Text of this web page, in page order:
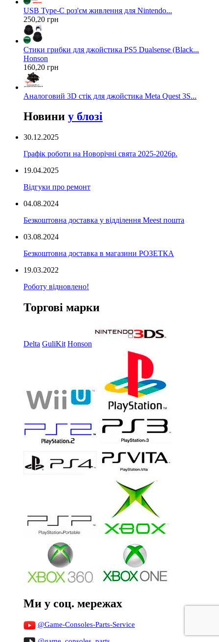
USB Type-C роз'єм живлення для Nintendo...
250,20 грн
Стики грибки для джойстика PS5 Dualsense (Black...
Honson
160,20 грн
Аналоговий 3D стік для джойстика Meta Quest 3S...
Новини у блозі
30.12.2025
Графік роботи на Новорічні свята 2025-2026р.
19.04.2025
Відгуки про ремонт
04.08.2024
Безкоштовна доставка у відділення Meest пошта
03.08.2024
Безкоштовна доставка в магазини РОЗЕТКА
19.03.2022
Роботу відновлено!
Торгові марки
Delta GuliKit Honson
Ми у соц. мережах
@Game-Consoles-Parts-Service